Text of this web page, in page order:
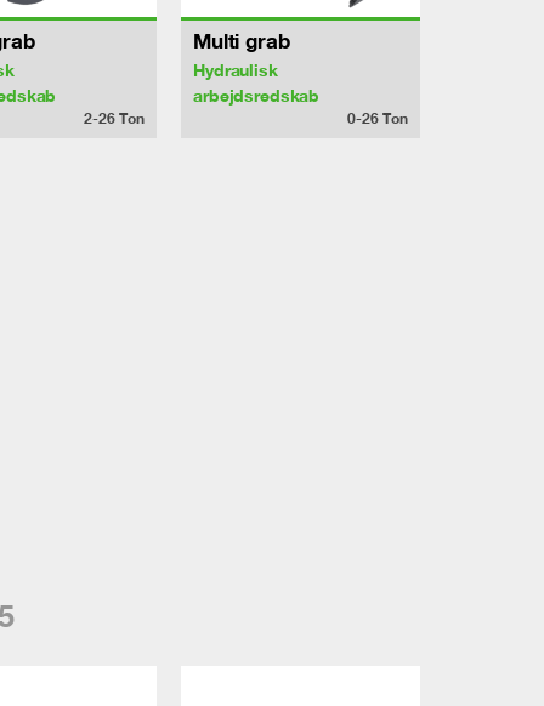
2-26Ton
Multi grab
Hydraulisk
arbejdsredskab
0-26 Ton